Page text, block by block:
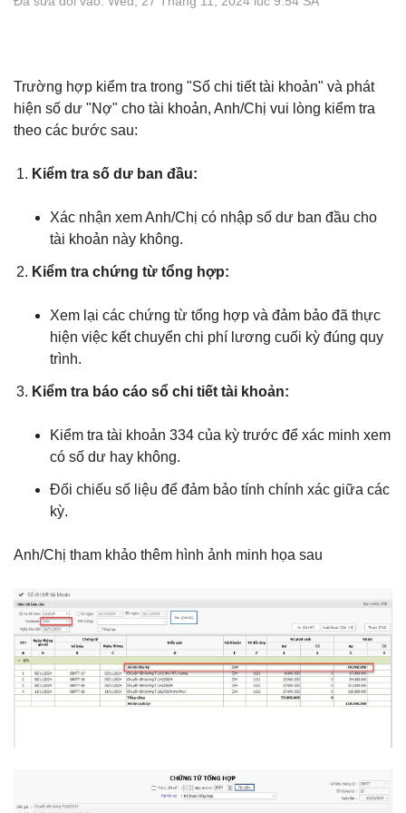
Trường hợp kiểm tra trong "Sổ chi tiết tài khoản" và phát
hiện số dư "Nợ" cho tài khoản, Anh/Chị vui lòng kiểm tra
theo các bước sau:
Kiểm tra số dư ban đầu:
Xác nhận xem Anh/Chị có nhập số dư ban đầu cho
tài khoản này không.
Kiểm tra chứng từ tổng hợp:
Xem lại các chứng từ tổng hợp và đảm bảo đã thực
hiện việc kết chuyển chi phí lương cuối kỳ đúng quy
trình.
Kiểm tra báo cáo sổ chi tiết tài khoản:
Kiểm tra tài khoản 334 của kỳ trước để xác minh xem
có số dư hay không.
Đối chiếu số liệu để đảm bảo tính chính xác giữa các
kỳ.
Anh/Chị tham khảo thêm hình ảnh minh họa sau